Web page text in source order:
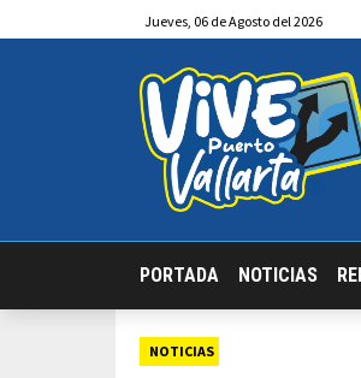
Jueves, 06 deAgosto del 2026
PORTADA NOTICIAS
NOTICIAS